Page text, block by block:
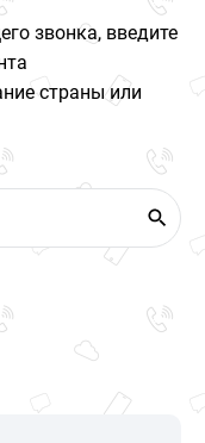
звонка, введите
страны или